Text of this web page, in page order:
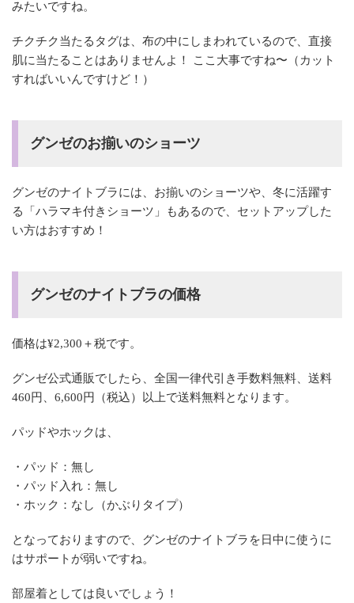
みたいですね。
チクチク当たるタグは、布の中にしまわれているので、直接
肌に当たることはありませんよ！ ここ大事ですね〜（カット
すればいいんですけど！）
グンゼのお揃いのショーツ
グンゼのナイトブラには、お揃いのショーツや、冬に活躍す
る「ハラマキ付きショーツ」もあるので、セットアップした
い方はおすすめ！
グンゼのナイトブラの価格
価格は¥2,300＋税です。
グンゼ公式通販でしたら、全国一律代引き手数料無料、送料
460円、6,600円（税込）以上で送料無料となります。
パッドやホックは、
・パッド：無し
・パッド入れ：無し
・ホック：なし（かぶりタイプ）
となっておりますので、グンゼのナイトブラを日中に使うに
はサポートが弱いですね。
部屋着としては良いでしょう！